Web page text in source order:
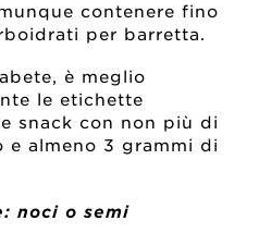
contenere fino
per barretta.
è meglio
le etichette
snack con non più di
e almeno 3 grammi di
noci o semi